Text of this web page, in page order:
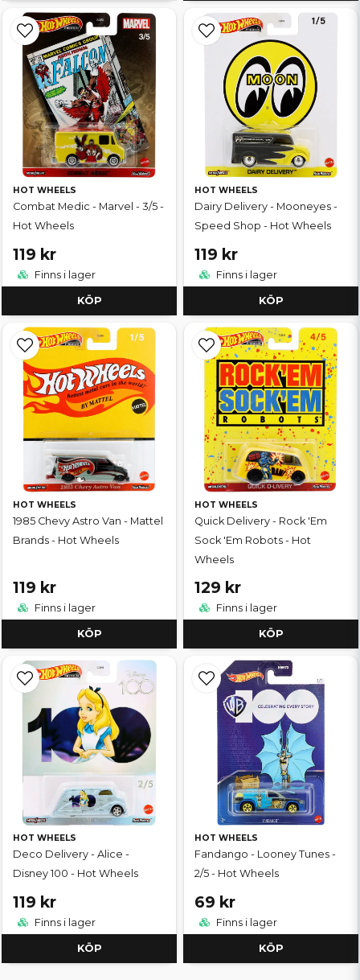
HOT WHEELS
Combat Medic - Marvel - 3/5 -
Hot Wheels
119 kr
Finns i lager
KÖP
HOT WHEELS
Dairy Delivery - Mooneyes -
Speed Shop - Hot Wheels
119 kr
Finns i lager
KÖP
HOT WHEELS
1985 Chevy Astro Van - Mattel
Brands - Hot Wheels
119 kr
Finns i lager
KÖP
HOT WHEELS
Quick Delivery - Rock 'Em
Sock 'Em Robots - Hot
Wheels
129 kr
Finns i lager
KÖP
HOT WHEELS
Deco Delivery - Alice -
Disney 100 - Hot Wheels
119 kr
Finns i lager
KÖP
HOT WHEELS
Fandango - Looney Tunes -
2/5 - Hot Wheels
69 kr
Finns i lager
KÖP